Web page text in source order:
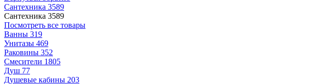
Сантехника 3589
Сантехника 3589
Посмотреть все товары
Ванны 319
Унитазы 469
Раковины 352
Смесители 1805
Душ 77
Душевые кабины 203